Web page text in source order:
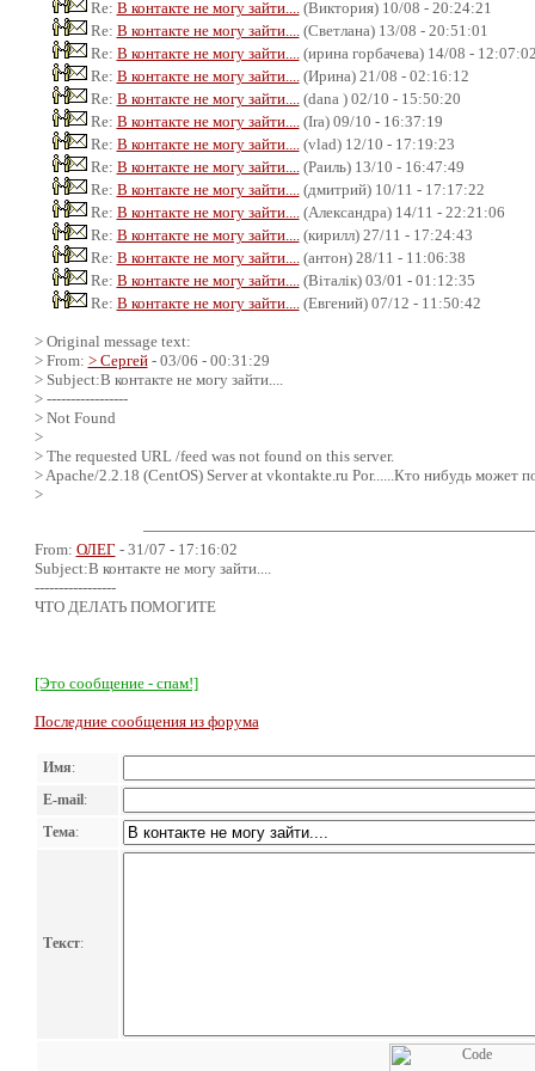
Re: В контакте не могу зайти....
(Виктория) 10/08 - 20:24:21
Re: В контакте не могу зайти....
(Светлана) 13/08 - 20:51:01
Re: В контакте не могу зайти....
(ирина горбачева) 14/08 -
Re: В контакте не могу зайти....
(Ирина) 21/08 - 02:16:12
Re: В контакте не могу зайти....
(dana ) 02/10 - 15:50:20
Re: В контакте не могу зайти....
(Ira) 09/10 - 16:37:19
Re: В контакте не могу зайти....
(vlad) 12/10 - 17:19:23
Re: В контакте не могу зайти....
(Раиль) 13/10 - 16:47:49
Re: В контакте не могу зайти....
(дмитрий) 10/11 - 17:17:22
Re: В контакте не могу зайти....
(Александра) 14/11 - 22:21:06
Re: В контакте не могу зайти....
(кирилл) 27/11 - 17:24:43
Re: В контакте не могу зайти....
(антон) 28/11 - 11:06:38
Re: В контакте не могу зайти....
(Віталік) 03/01 - 01:12:35
Re: В контакте не могу зайти.... (Евгений) 07/12 - 11:50:42
> Original message text:
> From: > Сергей- 03/06 - 00:31:29
> Subject:В контакте не могу зайти....
> -----------------
> Not Found
>
> The requested URL /feed was not found on this server.
> Apache/2.2.18 (CentOS) Server at vkontakte.ru Por......Кто нибудь может
>
From: ОЛЕГ - 31/07 - 17:16:02
Subject:В контакте не могу зайти....
-----------------
ЧТО ДЕЛАТЬ ПОМОГИТЕ
[Это сообщение - спам!]
Последние сообщения из форума
Имя:
E-mail:
Тема:
Текст: